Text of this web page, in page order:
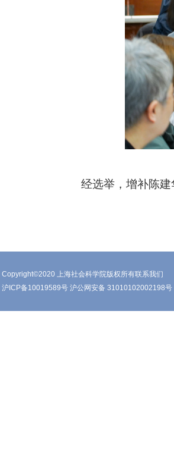
经选举，增补陈建
Copyright©2020 上海社会科学院版权所有联系我们
沪ICP备10019589号 沪公网安备 31010102002198